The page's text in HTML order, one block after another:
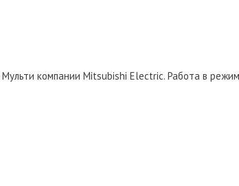
компании Mitsubishi Electric. Работа в